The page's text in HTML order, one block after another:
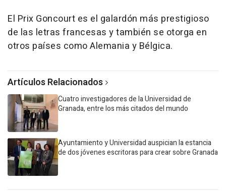
El Prix Goncourt es el galardón más prestigioso
de las letras francesas y también se otorga en
otros países como Alemania y Bélgica.
Artículos Relacionados
Cuatro investigadores de la Universidad de
Granada, entre los más citados del mundo
Ayuntamiento y Universidad auspician la estancia
de dos jóvenes escritoras para crear sobre Granada